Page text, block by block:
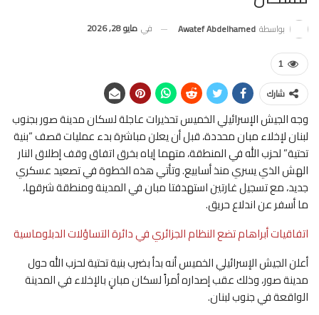
بواسطة Awatef Abdelhamed في مايو 28, 2026
1
شارك
وجه الجيش الإسرائيلي الخميس تحذيرات عاجلة لسكان مدينة صور بجنوب
لبنان لإخلاء مبان محددة، قبل أن يعلن مباشرة بدء عمليات قصف “بنية
تحتية” لحزب الله في المنطقة، متهما إياه بخرق اتفاق وقف إطلاق النار
الهش الذي يسري منذ أسابيع. وتأتي هذه الخطوة في تصعيد عسكري
جديد، مع تسجيل غارتين استهدفتا مبان في المدينة ومنطقة شرقها،
ما أسفر عن اندلاع حريق.
اتفاقيات أبراهام تضع النظام الجزائري في دائرة التساؤلات الدبلوماسية
أعلن الجيش الإسرائيلي الخميس أنه بدأ بضرب بنية تحتية لحزب الله حول
مدينة صور، وذلك عقب إصداره أمراً لسكان مبانٍ بالإخلاء في المدينة
الواقعة في جنوب لبنان.